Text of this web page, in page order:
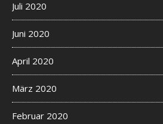
Juli 2020
Juni 2020
April 2020
März 2020
Februar 2020